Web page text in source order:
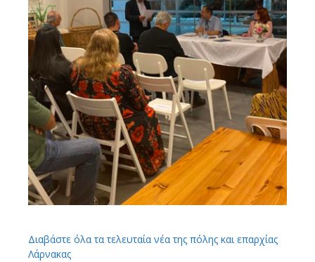
Διαβάστε όλα τα τελευταία νέα της πόλης και επαρχίας
Λάρνακας